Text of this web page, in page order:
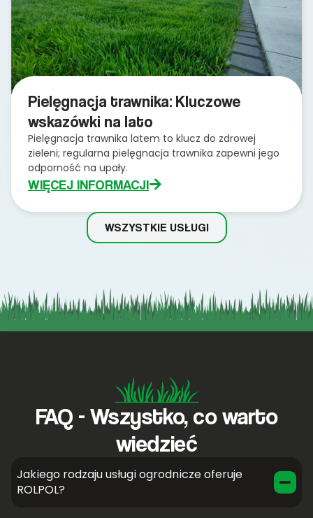
Pielęgnacja trawnika: Kluczowe
wskazówki na lato
Pielęgnacja trawnika latem to klucz do zdrowej
zieleni; regularna pielęgnacja trawnika zapewni jego
odporność na upały.
WIĘCEJ INFORMACJI
WSZYSTKIE USŁUGI
FAQ - Wszystko, co warto
wiedzieć
Jakiego rodzaju usługi ogrodnicze oferuje
ROLPOL?